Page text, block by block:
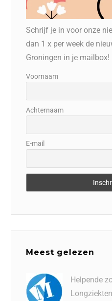
Schrijf je in voor onze
dan 1 x per week de
Groningen in je mailbox!
Voornaam
Achternaam
E-mail
Meest gelezen
Helpende